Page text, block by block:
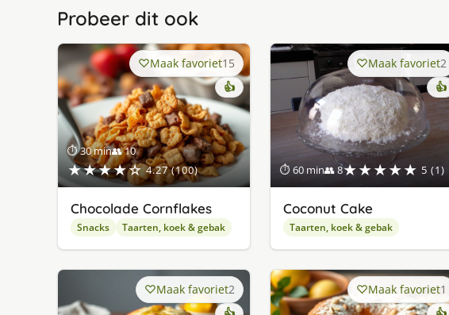
Probeer dit ook
⏱ 30 min👥 10
★★★★☆ 4.27 (100)
Maak favoriet15
👍
Chocolade Cornflakes
Snacks Taarten, koek & gebak
⏱ 60 min👥 8★★★★★ 5 (1)
Maak favoriet2
👍
Coconut Cake
Taarten, koek & gebak
Maak favoriet2 Maak favoriet1